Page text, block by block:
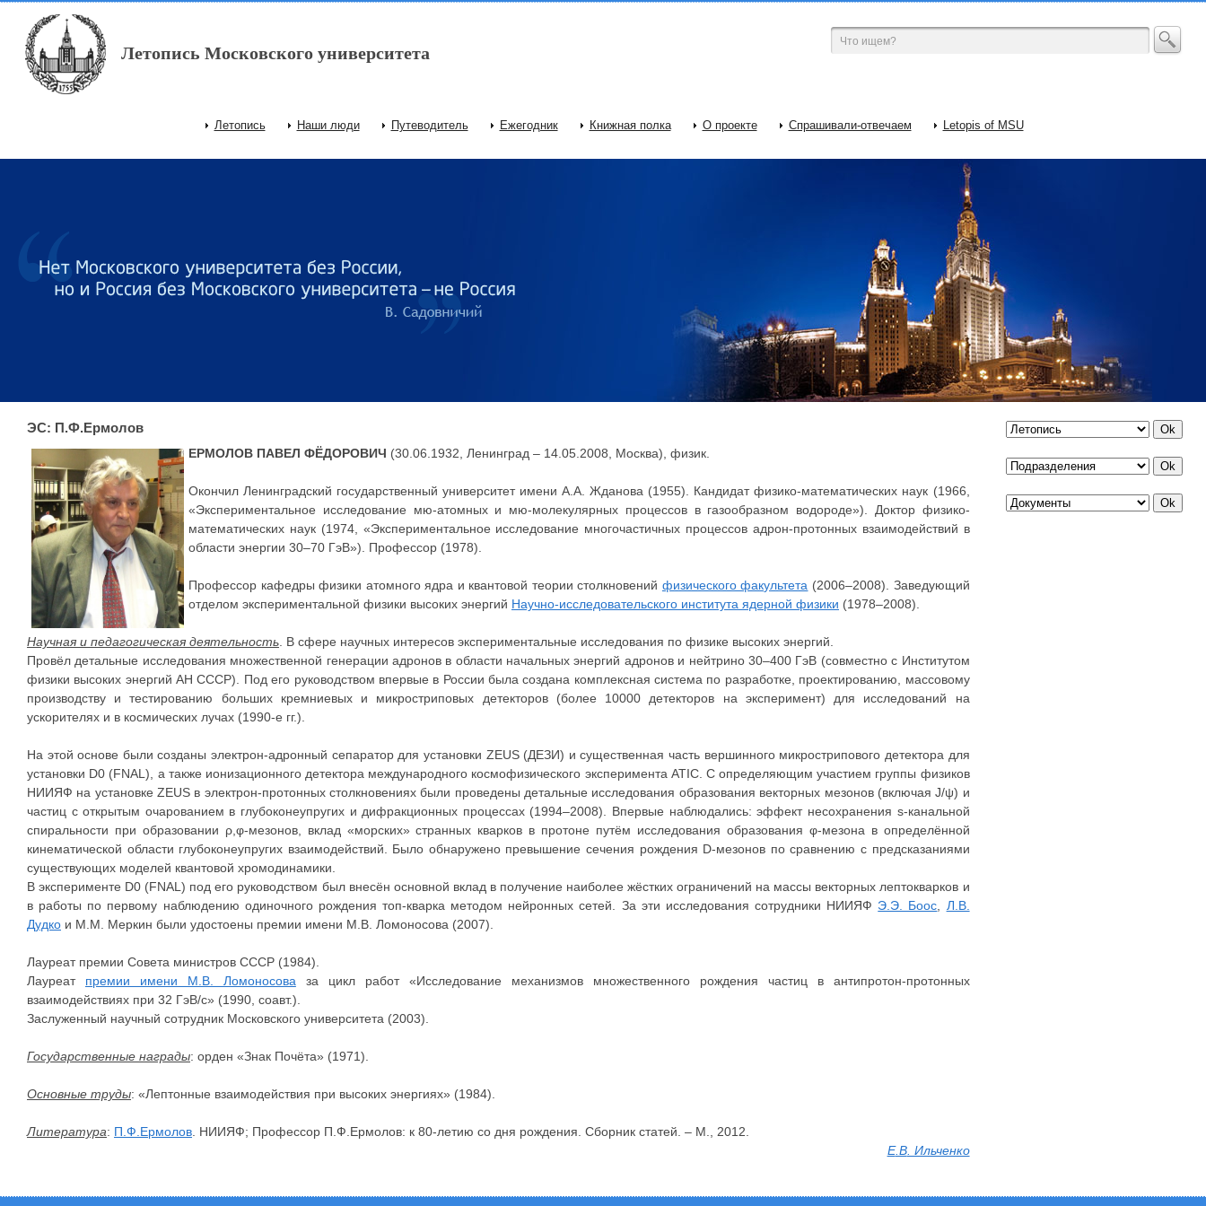
Перейти к основному содержанию
Летопись Московского университета
Главное меню
Летопись Наши люди Путеводитель Ежегодник Книжная полка О проекте Спрашивали-отвечаем Letopis of MSU
ЭС: П.Ф.Ермолов
ЕРМОЛОВ ПАВЕЛ ФЁДОРОВИЧ (30.06.1932, Ленинград – 14.05.2008, Москва), физик.
Окончил Ленинградский государственный университет имени А.А. Жданова (1955). Кандидат физико-математических наук (1966,
«Экспериментальное исследование мю-атомных и мю-молекулярных процессов в газообразном водороде»). Доктор физико-
математических наук (1974, «Экспериментальное исследование многочастичных процессов адрон-протонных взаимодействий в
области энергии 30–70 ГэВ»). Профессор (1978).
Профессор кафедры физики атомного ядра и квантовой теории столкновений физического факультета (2006–2008). Заведующий
отделом экспериментальной физики высоких энергий Научно-исследовательского института ядерной физики (1978–2008).
Научная и педагогическая деятельность . В сфере научных интересов экспериментальные исследования по физике высоких энергий.
Провёл детальные исследования множественной генерации адронов в области начальных энергий адронов и нейтрино 30–400 ГэВ (совместно с Институтом
физики высоких энергий АН СССР). Под его руководством впервые в России была создана комплексная система по разработке, проектированию, массовому
производству и тестированию больших кремниевых и микростриповых детекторов (более 10000 детекторов на эксперимент) для исследований на
ускорителях и в космических лучах (1990-е гг.).
На этой основе были созданы электрон-адронный сепаратор для установки ZEUS (ДЕЗИ) и существенная часть вершинного микрострипового детектора для
установки D0 (FNAL), а также ионизационного детектора международного космофизического эксперимента ATIC. С определяющим участием группы физиков
НИИЯФ на установке ZEUS в электрон-протонных столкновениях были проведены детальные исследования образования векторных мезонов (включая J/ψ) и
частиц с открытым очарованием в глубоконеупругих и дифракционных процессах (1994–2008). Впервые наблюдались: эффект несохранения s-канальной
спиральности при образовании ρ,φ-мезонов, вклад «морских» странных кварков в протоне путём исследования образования φ-мезона в определённой
кинематической области глубоконеупругих взаимодействий. Было обнаружено превышение сечения рождения D-мезонов по сравнению с предсказаниями
существующих моделей квантовой хромодинамики.
В эксперименте D0 (FNAL) под его руководством был внесён основной вклад в получение наиболее жёстких ограничений на массы векторных лептокварков и
в работы по первому наблюдению одиночного рождения топ-кварка методом нейронных сетей. За эти исследования сотрудники НИИЯФ Э.Э. Боос
Л.В.
Дудко и М.М. Меркин были удостоены премии имени М.В. Ломоносова (2007).
Лауреат премии Совета министров СССР (1984).
Лауреат премии имени М.В. Ломоносова за цикл работ «Исследование механизмов множественного рождения частиц в антипротон-протонных
взаимодействиях при 32 ГэВ/с» (1990, соавт.).
Заслуженный научный сотрудник Московского университета (2003).
Государственные награды: орден «Знак Почёта» (1971).
Основные труды: «Лептонные взаимодействия при высоких энергиях» (1984).
Литература: П.Ф.Ермолов . НИИЯФ; Профессор П.Ф.Ермолов: к 80-летию со дня рождения. Сборник статей. – М., 2012.
Е.В. Ильченко